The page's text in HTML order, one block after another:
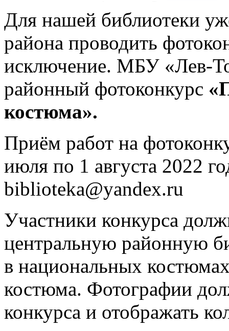
Для нашей библиотеки
района проводить
исключение. МБУ «Лев-
районный фотоконкурс
костюма».
Приём работ на
июля по 1 августа 2022
biblioteka@yandex.ru
Участники конкурса
центральную районную
в национальных
костюма. Фотографии
конкурса и отображать